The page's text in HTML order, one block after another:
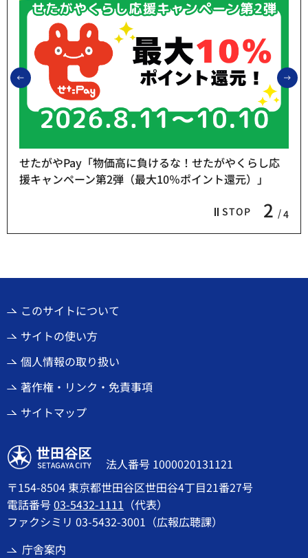
前のスライドを表示
STOP 2 4
せたがやPay「物価高に負けるな！せたがやくらし応
援キャンペーン第2弾（最大10％ポイント還元）」
このサイトについて
サイトの使い方
個人情報の取り扱い
著作権・リンク・免責事項
サイトマップ
世田谷区
法人番号 1000020131121
〒154-8504 東京都世田谷区世田谷4丁目21番27号
電話番号03-5432-1111 （代表）
ファクシミリ 03-5432-3001（広報広聴課）
庁舎案内